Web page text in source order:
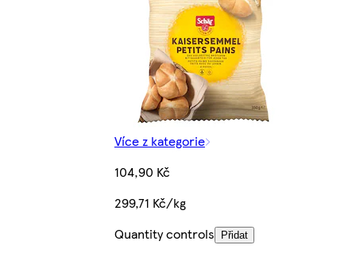
Více z kategorie
104,90 Kč
299,71 Kč/kg
Quantity controls
Přidat